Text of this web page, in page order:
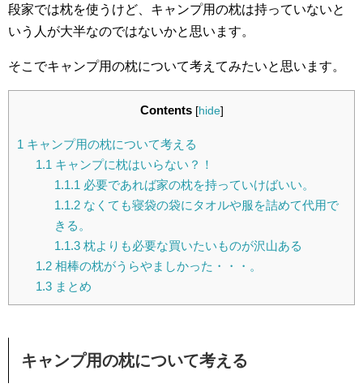
段家では枕を使うけど、キャンプ用の枕は持っていないと
いう人が大半なのではないかと思います。
そこでキャンプ用の枕について考えてみたいと思います。
Contents [hide]
1 キャンプ用の枕について考える
1.1 キャンプに枕はいらない？！
1.1.1 必要であれば家の枕を持っていけばいい。
1.1.2なくても寝袋の袋にタオルや服を詰めて代用で
きる。
1.1.3枕よりも必要な買いたいものが沢山ある
1.2相棒の枕がうらやましかった・・・。
1.3まとめ
キャンプ用の枕について考える